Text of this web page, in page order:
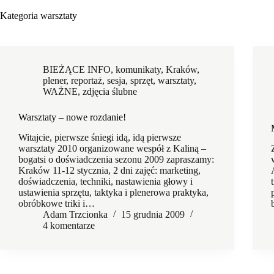
Kategoria warsztaty
BIEŻĄCE INFO, komunikaty, Kraków,
plener, reportaż, sesja, sprzęt, warsztaty,
WAŻNE, zdjęcia ślubne
Warsztaty – nowe rozdanie!
Witajcie, pierwsze śniegi idą, idą pierwsze
warsztaty 2010 organizowane wespół z Kaliną –
bogatsi o doświadczenia sezonu 2009 zapraszamy:
Kraków 11-12 stycznia, 2 dni zajęć: marketing,
doświadczenia, techniki, nastawienia głowy i
ustawienia sprzętu, taktyka i plenerowa praktyka,
obróbkowe triki i…
Adam Trzcionka
15 grudnia 2009
4 komentarze